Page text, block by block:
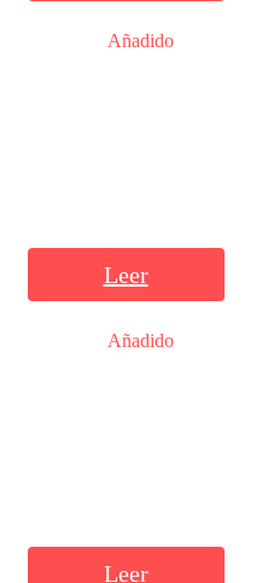
Añadido
Leer
Añadido
Leer